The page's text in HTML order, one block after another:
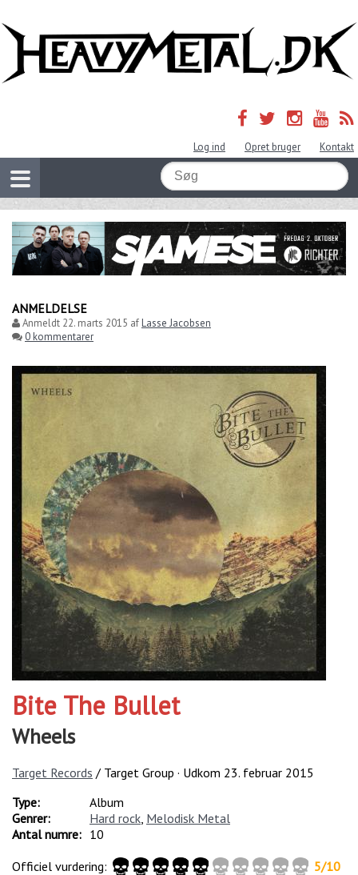
Log ind Opret bruger Kontakt
ANMELDELSE
Anmeldt 22. marts 2015 afLasse Jacobsen
0 kommentarer
Bite The Bullet
Wheels
Target Records / Target Group · Udkom 23. februar 2015
Type:
Album
Genrer:
Hard rock Melodisk Metal
Antal numre: 10
Officiel vurdering:
5/10